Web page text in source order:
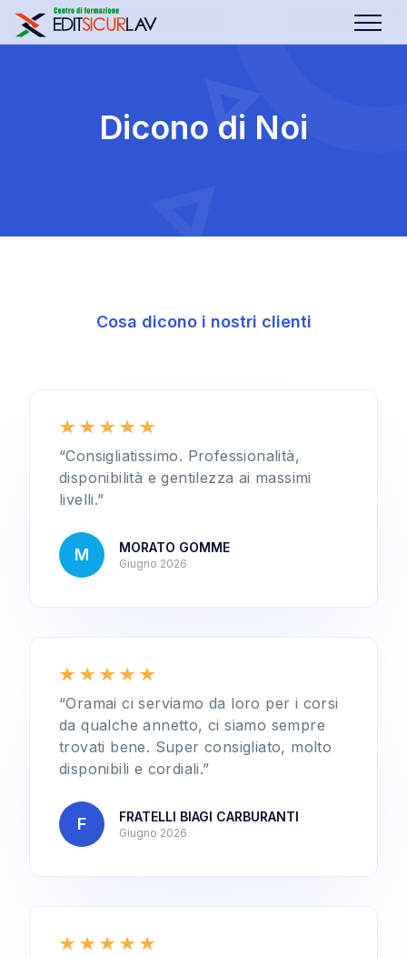
Dicono di Noi
Cosa dicono i nostri clienti
“Consigliatissimo. Professionalità,
disponibilità e gentilezza ai massimi
livelli.”
M MORATO GOMME
Giugno 2026
“Oramai ci serviamo da loro per i corsi
da qualche annetto, ci siamo sempre
trovati bene. Super consigliato, molto
disponibili e cordiali.”
F FRATELLI BIAGI CARBURANTI
Giugno 2026